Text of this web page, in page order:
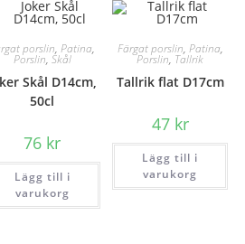
porslin,Patina,
Porslin, Skål
Skål D14cm,
50cl
76 kr
Lägg till i
varukorg
Färgat porslin, Patina,
Porslin, Tallrik
Tallrik flat D17cm
47 kr
Lägg till i
varukorg